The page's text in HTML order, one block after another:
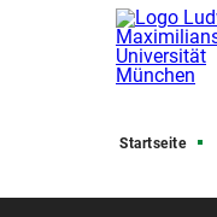
Startseite